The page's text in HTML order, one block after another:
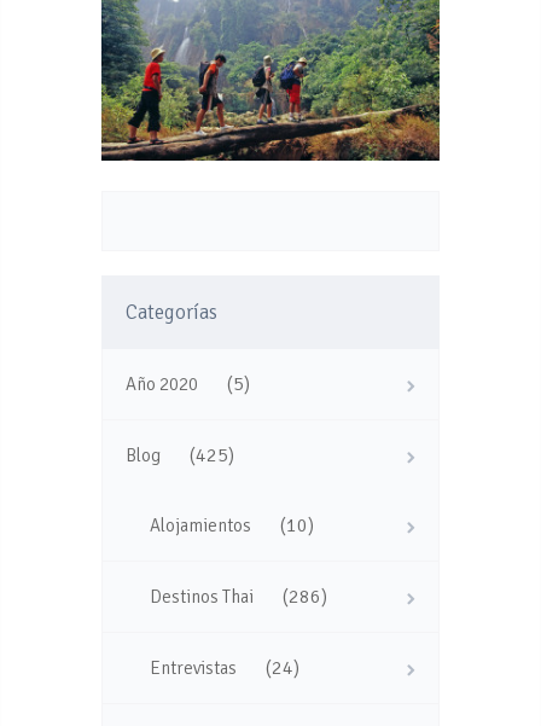
Categorías
Año 2020 (5)
Blog (425)
Alojamientos (10)
Destinos Thai (286)
Entrevistas (24)